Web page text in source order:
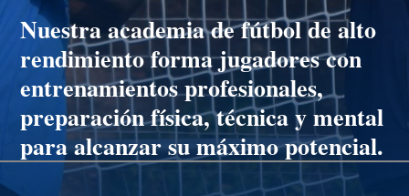
Nuestraacademia de fútbol de alto
rendimientoforma jugadores con
entrenamientos profesionales,
preparación física, técnica y mental
para alcanzar su máximo potencial.